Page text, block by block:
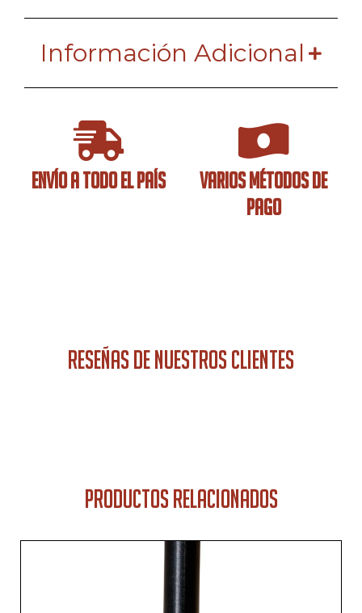
ENVÍO A TODO EL PAÍS
VARIOS MÉTODOS DE
PAGO
Información Adicional
RESEÑAS DE NUESTROS CLIENTES
PRODUCTOS RELACIONADOS